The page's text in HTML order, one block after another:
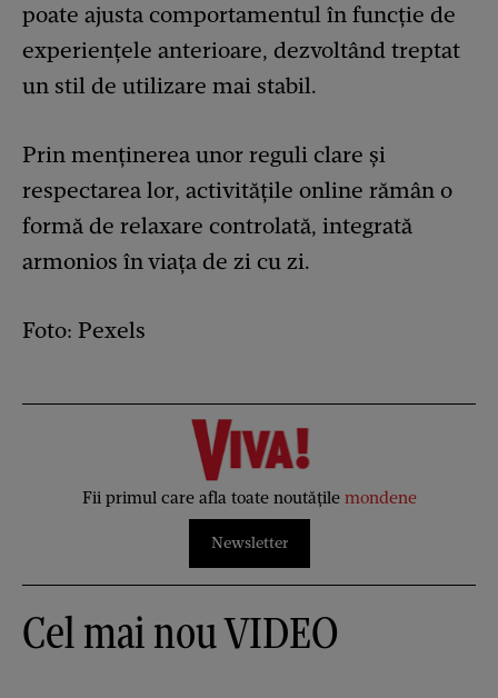
poate ajusta comportamentul în funcție de
experiențele anterioare, dezvoltând treptat
un stil de utilizare mai stabil.
Prin menținerea unor reguli clare și
respectarea lor, activitățile online rămân o
formă de relaxare controlată, integrată
armonios în viața de zi cu zi.
Foto: Pexels
Fii primul care afla toate noutățile mondene
Newsletter
Cel mai nou VIDEO